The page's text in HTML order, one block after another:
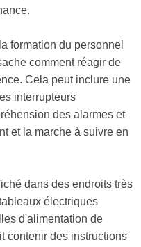
formation du personnel
comment réagir de
Cela peut inclure une
interrupteurs
des alarmes et
et la marche à suivre en
dans des endroits très
électriques
d'alimentation de
contenir des instructions